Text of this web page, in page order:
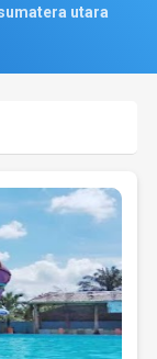
utara